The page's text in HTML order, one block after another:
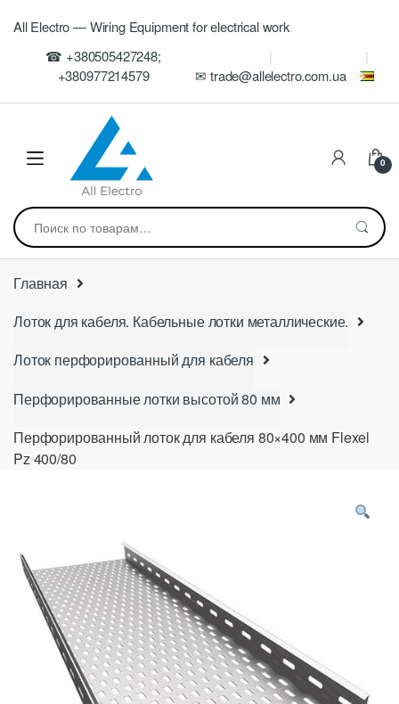
navigation
All Electro — Wiring Equipment for electrical work
☎ +380505427248;
+380977214579
✉ trade@allelectro.com.ua
0
Искать:
Главная
Лоток для кабеля. Кабельные лотки металлические.
Лоток перфорированный для кабеля
Перфорированные лотки высотой 80 мм
Перфорированный лоток для кабеля 80×400 мм Flexel
Pz 400/80